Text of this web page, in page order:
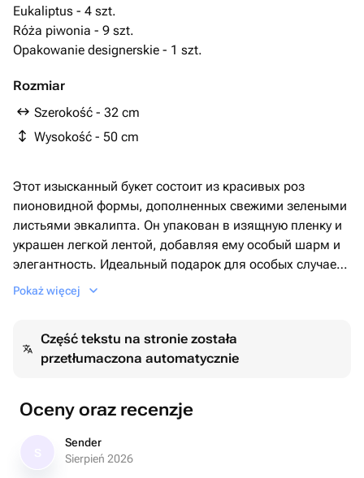
Eukaliptus - 4 szt.
Róża piwonia - 9 szt.
Opakowanie designerskie - 1 szt.
Rozmiar
Szerokość - 32 cm
Wysokość - 50 cm
Этот изысканный букет состоит из красивых роз
пионовидной формы, дополненных свежими зелеными
листьями эвкалипта. Он упакован в изящную пленку и
украшен легкой лентой, добавляя ему особый шарм и
элегантность. Идеальный подарок для особых случаев
или просто для того, чтобы порадовать близких людей.
выписка или крестины или просто так, без повода, что
бы порадовать дорогого или любимого человека.
Pokaż więcej
Część tekstu na stronie została
przetłumaczona automatycznie
Oceny oraz recenzje
Sender
Sierpień 2026